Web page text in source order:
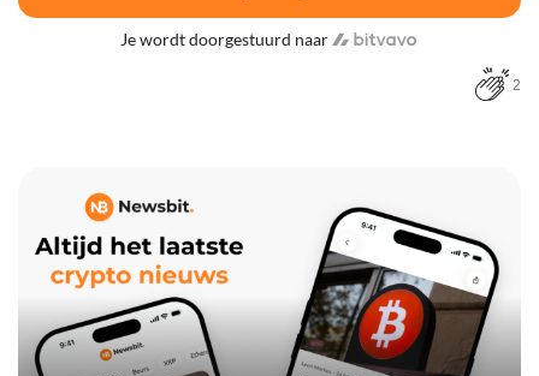
Je wordt doorgestuurd naar
2